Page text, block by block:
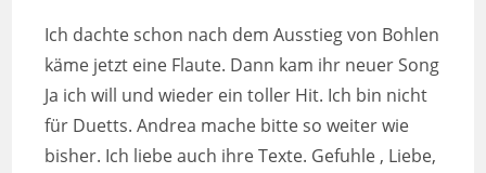
Ich dachte schon nach dem Ausstieg von Bohlen
käme jetzt eine Flaute. Dann kam ihr neuer Song
Ja ich will und wieder ein toller Hit. Ich bin nicht
für Duetts. Andrea mache bitte so weiter wie
bisher. Ich liebe auch ihre Texte. Gefuhle , Liebe,